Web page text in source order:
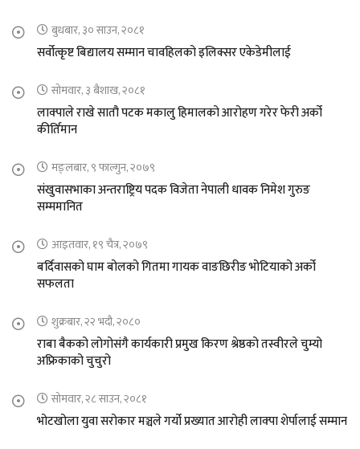
बुधबार, ३० साउन, २०८१
सर्वोत्कृष्ट बिद्यालय सम्मान चावहिलको इलिक्सर एकेडेमीलाई
सोमवार, ३ बैशाख, २०८१
लाक्पाले राखे सातौ पटक मकालु हिमालको आरोहण गरेर फेरी अर्को
कीर्तिमान
मङ्लबार, ९ फाल्गुन, २०७९
संखुवासभाका अन्तराष्ट्रिय पदक विजेता नेपाली धावक निमेश गुरुङ
सम्ममानित
आइतवार, १९ चैत्र, २०७९
बर्दिवासको घाम बोलको गितमा गायक वाङछिरीङ भोटियाको अर्को
सफलता
शुक्रबार, २२ भदौ, २०८०
राबा बैकको लोगोसंगै कार्यकारी प्रमुख किरण श्रेष्ठको तस्वीरले चुम्यो
अफ्रिकाको चुचुरो
सोमवार, २८ साउन, २०८१
भोटखोला युवा सरोकार मञ्चले गर्यो प्रख्यात आरोही लाक्पा शेर्पालाई सम्मान